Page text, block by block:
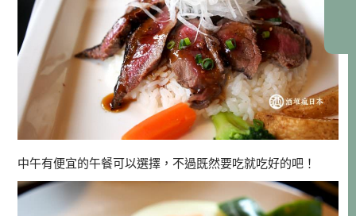
中午有便宜的午餐可以選擇，不過既然要吃就吃好的吧！